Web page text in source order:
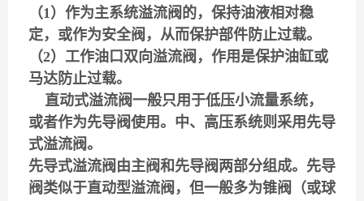
（1）作为主系统溢流阀的，保持油液相对稳
定，或作为安全阀，从而保护部件防止过载。
（2）工作油口双向溢流阀，作用是保护油缸或
马达防止过载。
直动式溢流阀一般只用于低压小流量系统，
或者作为先导阀使用。 中、高压系统则采用先导
式溢流阀。
先导式溢流阀由主阀和先导阀两部分组成。先导
阀类似于直动型溢流阀，但一般多为锥阀（或球